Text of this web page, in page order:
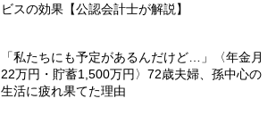
ビスの効果【公認会計士が解説】
「私たちにも予定があるんだけど…」〈年金月
22万円・貯蓄1,500万円〉72歳夫婦、孫中心の
生活に疲れ果てた理由